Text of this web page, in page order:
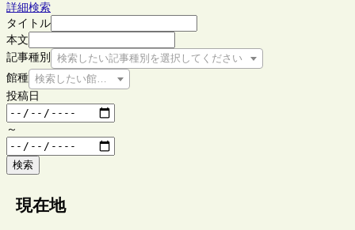
詳細検索
タイトル
本文
記事種別
検索したい記事種別を選択してください
館種 検索したい館種を選択してください
投稿日
～
検索
現在地